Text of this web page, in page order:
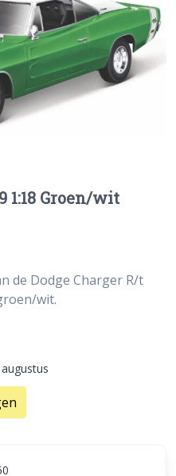
1:18 Groen/wit
de Dodge Charger R/t
wit.